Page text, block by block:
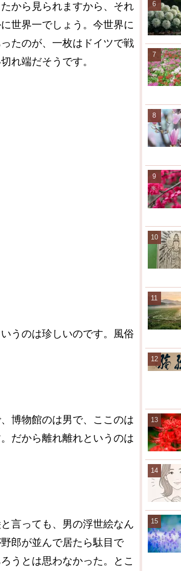
から見られますから、それ
世界一でしょう。今世界に
たのが、一枚はドイツで戦
れ端だそうです。
うのは珍しいのです。風俗
博物館のは男で、ここのは
だから離れ離れというのは
言っても、男の浮世絵なん
郎が並んで居たら駄目で
うとは思わなかった。とこ